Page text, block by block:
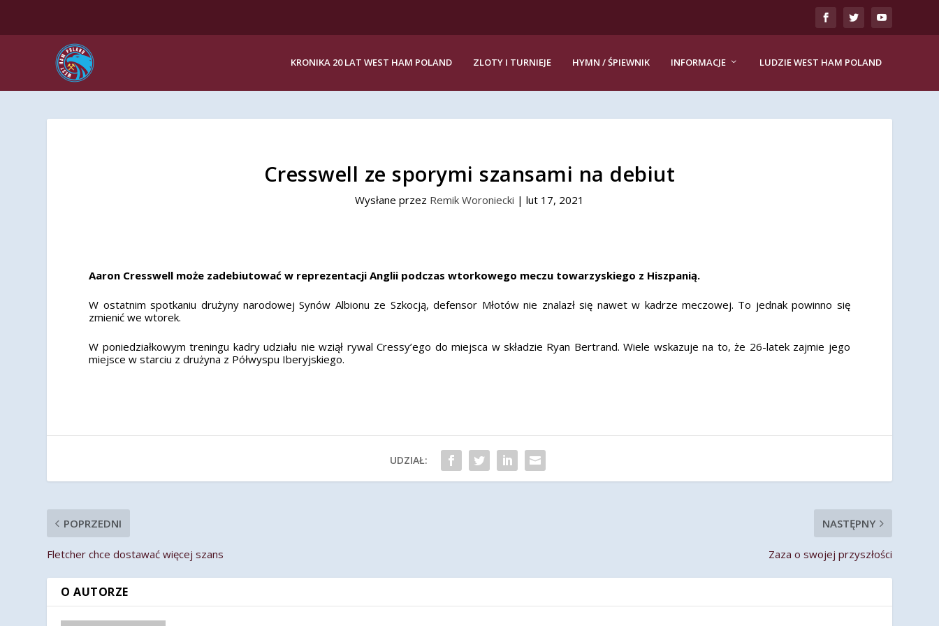
KRONIKA 20 LAT WEST HAM POLAND ZLOTY I TURNIEJE HYMN / ŚPIEWNIK INFORMACJE LUDZIE WEST HAM POLAND
Cresswell ze sporymi szansami na debiut
Wysłane przez Remik Woroniecki | lut 17, 2021
Aaron Cresswell może zadebiutować w reprezentacji Anglii podczas wtorkowego meczu towarzyskiego z Hiszpanią.
W ostatnim spotkaniu drużyny narodowej Synów Albionu ze Szkocją, defensor Młotów nie znalazł się nawet w kadrze meczowej. To jednak powinno się
zmienić we wtorek.
W poniedziałkowym treningu kadry udziału nie wziął rywal Cressy’ego do miejsca w składzie Ryan Bertrand. Wiele wskazuje na to, że 26-latek zajmie jego
miejsce w starciu z drużyna z Półwyspu Iberyjskiego.
UDZIAŁ:
POPRZEDNI
Fletcher chce dostawać więcej szans
NASTĘPNY
Zaza o swojej przyszłości
O AUTORZE